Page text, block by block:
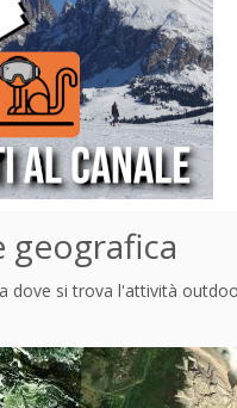
geografica
dove si trova l'attività